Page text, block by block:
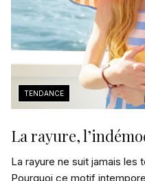
La rayure,
La rayure ne suit jamais les
Pourquoi ce motif